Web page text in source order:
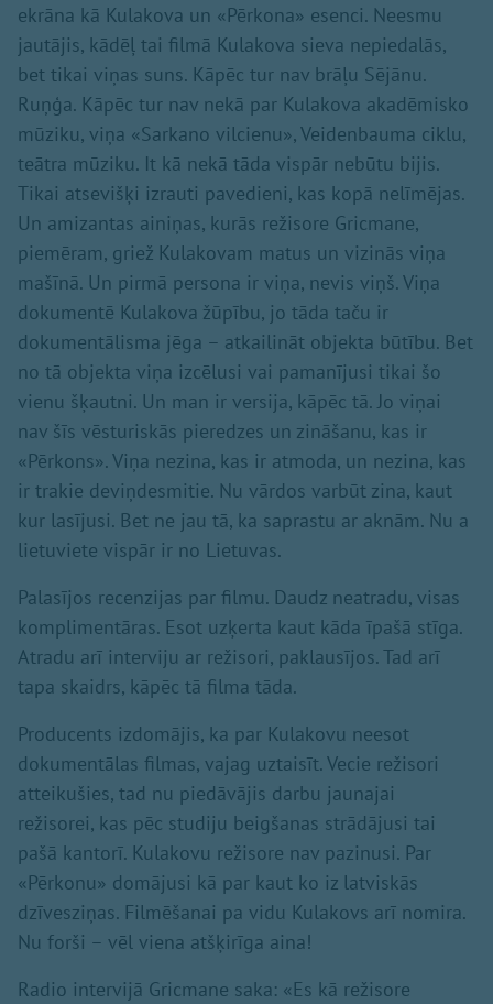
ekrāna kā Kulakova un «Pērkona» esenci. Neesmu
jautājis, kādēļ tai filmā Kulakova sieva nepiedalās,
bet tikai viņas suns. Kāpēc tur nav brāļu Sējānu.
Ruņģa. Kāpēc tur nav nekā par Kulakova akadēmisko
mūziku, viņa «Sarkano vilcienu», Veidenbauma ciklu,
teātra mūziku. It kā nekā tāda vispār nebūtu bijis.
Tikai atsevišķi izrauti pavedieni, kas kopā nelīmējas.
Un amizantas ainiņas, kurās režisore Gricmane,
piemēram, griež Kulakovam matus un vizinās viņa
mašīnā. Un pirmā persona ir viņa, nevis viņš. Viņa
dokumentē Kulakova žūpību, jo tāda taču ir
dokumentālisma jēga – atkailināt objekta būtību. Bet
no tā objekta viņa izcēlusi vai pamanījusi tikai šo
vienu šķautni. Un man ir versija, kāpēc tā. Jo viņai
nav šīs vēsturiskās pieredzes un zināšanu, kas ir
«Pērkons». Viņa nezina, kas ir atmoda, un nezina, kas
ir trakie deviņdesmitie. Nu vārdos varbūt zina, kaut
kur lasījusi. Bet ne jau tā, ka saprastu ar aknām. Nu a
lietuviete vispār ir no Lietuvas.
Palasījos recenzijas par filmu. Daudz neatradu, visas
komplimentāras. Esot uzķerta kaut kāda īpašā stīga.
Atradu arī interviju ar režisori, paklausījos. Tad arī
tapa skaidrs, kāpēc tā filma tāda.
Producents izdomājis, ka par Kulakovu neesot
dokumentālas filmas, vajag uztaisīt. Vecie režisori
atteikušies, tad nu piedāvājis darbu jaunajai
režisorei, kas pēc studiju beigšanas strādājusi tai
pašā kantorī. Kulakovu režisore nav pazinusi. Par
«Pērkonu» domājusi kā par kaut ko iz latviskās
dzīvesziņas. Filmēšanai pa vidu Kulakovs arī nomira.
Nu forši – vēl viena atšķirīga aina!
Radio intervijā Gricmane saka: «Es kā režisore